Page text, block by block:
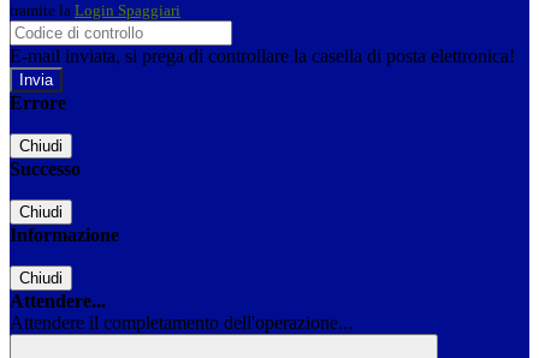
tramite la Login Spaggiari
E-mail inviata, si prega di controllare la casella di posta elettronica!
Errore
Chiudi
Successo
Chiudi
Informazione
Chiudi
Attendere...
Attendere il completamento dell'operazione...